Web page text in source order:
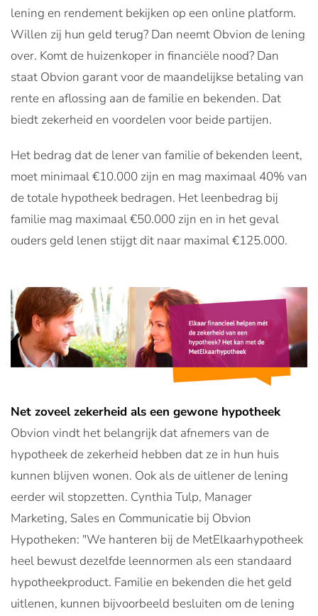
lening en rendement bekijken op een online platform.
Willen zij hun geld terug? Dan neemt Obvion de lening
over. Komt de huizenkoper in financiële nood? Dan
staat Obvion garant voor de maandelijkse betaling van
rente en aflossing aan de familie en bekenden. Dat
biedt zekerheid en voordelen voor beide partijen.
Het bedrag dat de lener van familie of bekenden leent,
moet minimaal €10.000 zijn en mag maximaal 40% van
de totale hypotheek bedragen. Het leenbedrag bij
familie mag maximaal €50.000 zijn en in het geval
ouders geld lenen stijgt dit naar maximal €125.000.
Net zoveel zekerheid als een gewone hypotheek
Obvion vindt het belangrijk dat afnemers van de
hypotheek de zekerheid hebben dat ze in hun huis
kunnen blijven wonen. Ook als de uitlener de lening
eerder wil stopzetten. Cynthia Tulp, Manager
Marketing, Sales en Communicatie bij Obvion
Hypotheken: "We hanteren bij de MetElkaarhypotheek
heel bewust dezelfde leennormen als een standaard
hypotheekproduct. Familie en bekenden die het geld
uitlenen, kunnen bijvoorbeeld besluiten om de lening